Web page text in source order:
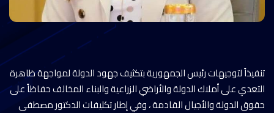
تنفيذاً لتوجيهات رئيس الجمهورية بتكثيف جهود الدولة لمواجهة ظاهرة
التعدي على أملاك الدولة والأراضي الزراعية والبناء المخالف حفاظاً على
حقوق الدولة والأجيال القادمة ، وفي إطار تكليفات الدكتور مصطفى